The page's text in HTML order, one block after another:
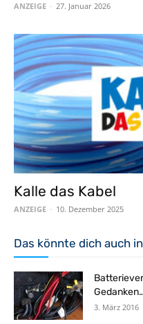
ANZEIGE - 27. Januar 2026
Kalle das Kabel
ANZEIGE - 10. Dezember 2025
Das könnte dich auch
3. März 2016